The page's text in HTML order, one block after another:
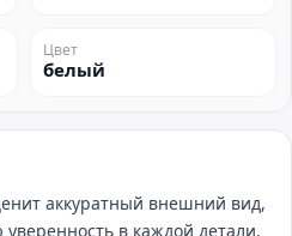
Цвет
белый
аккуратный внешний вид,
в каждой детали.